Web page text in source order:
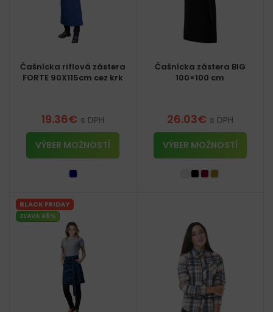
Čašnícka riflová zástera
FORTE 90X115cm cez krk
19.36€ s DPH
VÝBER MOŽNOSTÍ
Čašnícka zástera BIG
100×100 cm
26.03€ s DPH
VÝBER MOŽNOSTÍ
BLACK FRIDAY
ZĽAVA 45%